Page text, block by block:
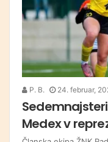
P. B. 24. februar,
Medex v